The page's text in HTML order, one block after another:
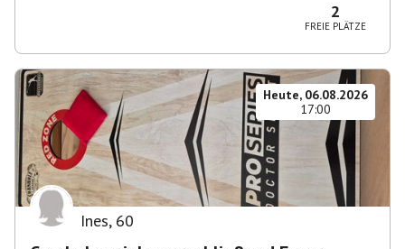
2
FREIE PLÄTZE
Heute, 06.08.2026
17:00
Ines, 60